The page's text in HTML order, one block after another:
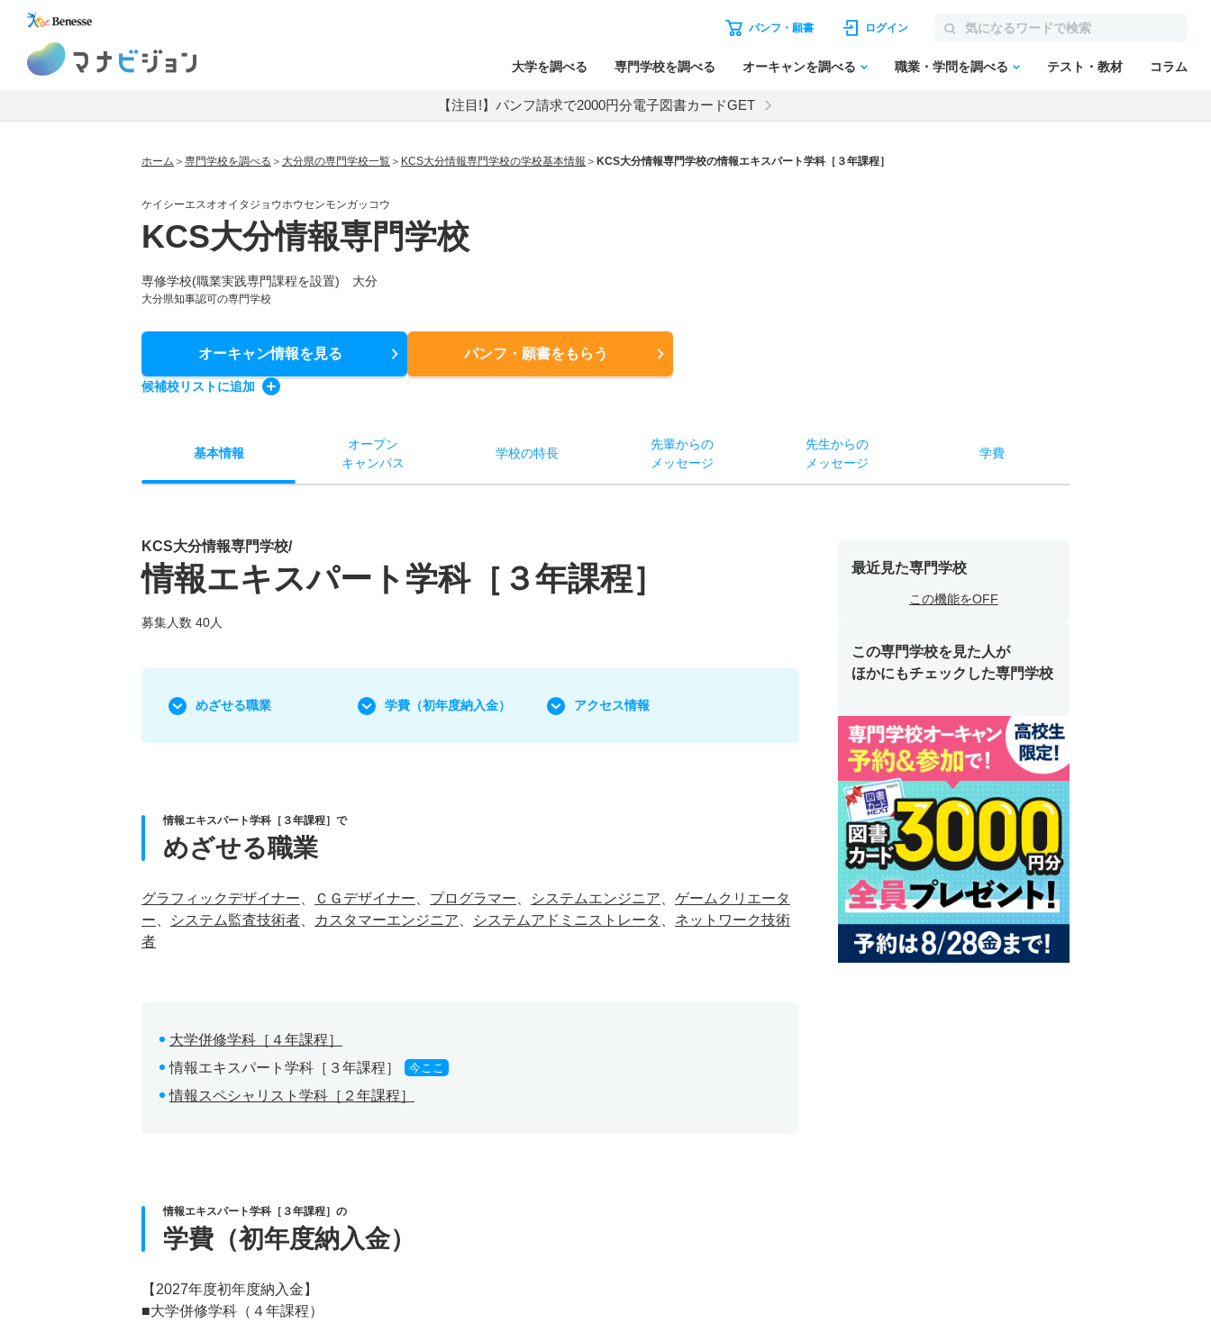
パンフ・願書 ログイン
大学を調べる 専門学校を調べる オーキャンを調べる 職業・学問を調べる テスト・教材 コラム
【注目!】パンフ請求で2000円分電子図書カードGET
ホーム 専門学校を調べる 大分県の専門学校一覧 KCS大分情報専門学校の学校基本情報 KCS大分情報専門学校の情報エキスパート学科［３年課程］
ケイシーエスオオイタジョウホウセンモンガッコウ
KCS大分情報専門学校
専修学校(職業実践専門課程を設置) 大分
大分県知事認可の専門学校
オーキャン情報を見る パンフ・願書をもらう
候補校リストに追加
基本情報
オープン
キャンパス
学校の特長
先輩からの
メッセージ
先生からの
メッセージ
学費
KCS大分情報専門学校/
情報エキスパート学科［３年課程］
募集人数 40人
めざせる職業 学費 （初年度納入金） アクセス情報
情報エキスパート学科［３年課程］で
めざせる職業
グラフィックデザイナー ＣＧデザイナー プログラマー システムエンジニア
ゲームクリエータ
ー
システム監査技術者 カスタマーエンジニア システムアドミニストレータ
ネットワーク技術
者
大学併修学科［４年課程］
情報エキスパート学科［３年課程］
今ここ
情報スペシャリスト学科［２年課程］
情報エキスパート学科［３年課程］の
学費（初年度納入金）
【2027年度初年度納入金】
■大学併修学科（４年課程）
最近見た専門学校
この機能をOFF
この専門学校を見た人が
ほかにもチェックした専門学校